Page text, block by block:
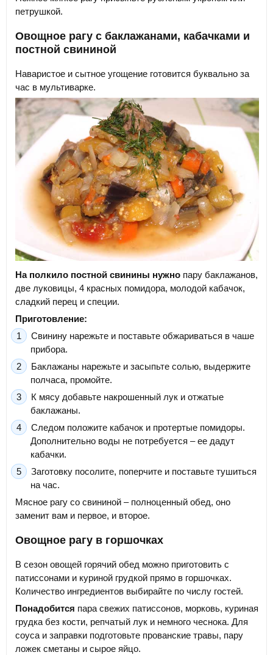
петрушкой.
Овощное рагу с баклажанами, кабачками и
постной свининой
Наваристое и сытное угощение готовится буквально за
час в мультиварке.
На полкило постной свинины нужно пару баклажанов,
две луковицы, 4 красных помидора, молодой кабачок,
сладкий перец и специи.
Приготовление:
Свинину нарежьте и поставьте обжариваться в чаше
прибора.
Баклажаны нарежьте и засыпьте солью, выдержите
полчаса, промойте.
К мясу добавьте накрошенный лук и отжатые
баклажаны.
Следом положите кабачок и протертые помидоры.
Дополнительно воды не потребуется – ее дадут
кабачки.
Заготовку посолите, поперчите и поставьте тушиться
на час.
Мясное рагу со свининой – полноценный обед, оно
заменит вам и первое, и второе.
Овощное рагу в горшочках
В сезон овощей горячий обед можно приготовить с
патиссонами и куриной грудкой прямо в горшочках.
Количество ингредиентов выбирайте по числу гостей.
Понадобится пара свежих патиссонов, морковь, куриная
грудка без кости, репчатый лук и немного чеснока. Для
соуса и заправки подготовьте прованские травы, пару
ложек сметаны и сырое яйцо.